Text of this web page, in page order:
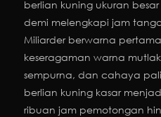
berlian kuning ukuran
demi melengkapi jam
Miliarder berwarna
keseragaman warna
sempurna, dan cahaya
berlian kuning kasar
ribuan jam pemotongan